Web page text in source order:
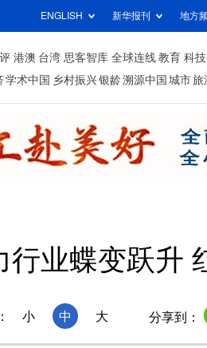
ENGLISH 新华报刊 地方
港澳 台湾 思客智库 全球连线 教育 科技
学术中国 乡村振兴银龄溯源中国 城市旅
业蝶变跃升
小 中 大 分享到：